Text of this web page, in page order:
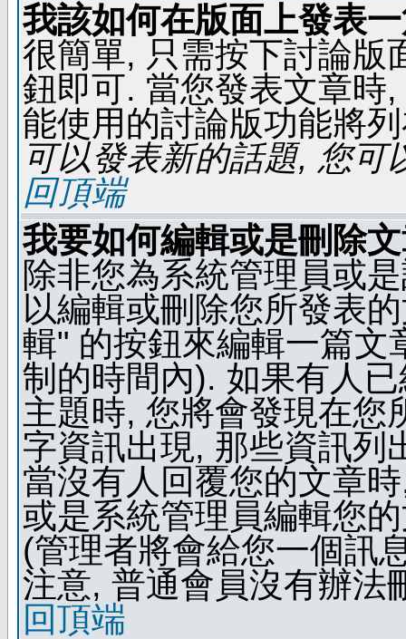
我該如何在版面上發表
很簡單, 只需按下討論版
鈕即可. 當您發表文章時
能使用的討論版功能將
可以發表新的話題, 您可
回頂端
我要如何編輯或是刪除
除非您為系統管理員或
以編輯或刪除您所發表
輯" 的按鈕來編輯一篇文
制的時間內). 如果有人
主題時, 您將會發現在您
字資訊出現, 那些資訊列
當沒有人回覆您的文章
或是系統管理員編輯您
(管理者將會給您一個訊
注意, 普通會員沒有辦法
回頂端